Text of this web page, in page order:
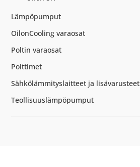
Lämpöpumput
OilonCooling varaosat
Poltin varaosat
Polttimet
Sähkölämmityslaitteet ja lisävarusteet
Teollisuuslämpöpumput